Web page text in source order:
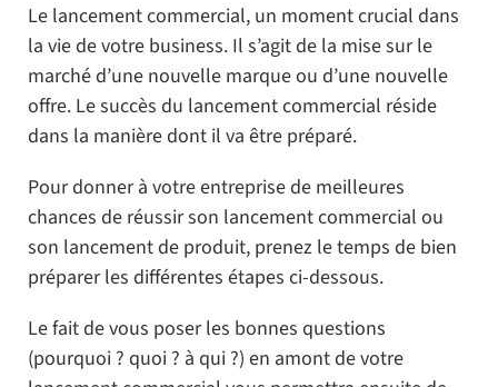
Le lancement commercial, un moment crucial dans
la vie de votre business. Il s’agit de la mise sur le
marché d’une nouvelle marque ou d’une nouvelle
offre. Le succès du lancement commercial réside
dans la manière dont il va être préparé.
Pour donner à votre entreprise de meilleures
chances de réussir son lancement commercial ou
son lancement de produit, prenez le temps de bien
préparer les différentes étapes ci-dessous.
Le fait de vous poser les bonnes questions
(pourquoi ? quoi ? à qui ?) en amont de votre